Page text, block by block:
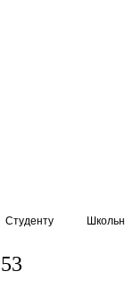
Студенту